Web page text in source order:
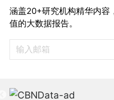
涵盖20+研究机构精华内容
值的大数据报告。